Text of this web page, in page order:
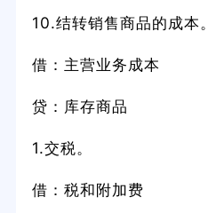
10.结转销售商品的成本。
借：主营业务成本
贷：库存商品
1.交税。
借：税和附加费